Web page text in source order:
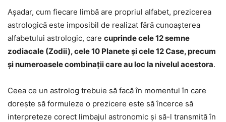
Așadar, cum fiecare limbă are propriul alfabet, prezicerea
astrologică este imposibil de realizat fără cunoașterea
alfabetului astrologic, care cuprinde cele 12 semne
zodiacale (Zodii), cele 10 Planete și cele 12 Case, precum
și numeroasele combinații care au loc la nivelul acestora.
Ceea ce un astrolog trebuie să facă în momentul în care
dorește să formuleze o prezicere este să încerce să
interpreteze corect limbajul astronomic și să-l transmită în